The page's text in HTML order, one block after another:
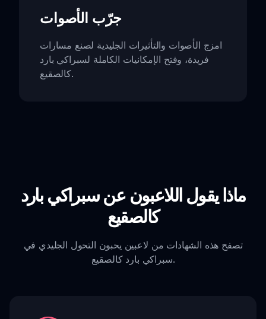
جرّب الأصوات
امزج الأصوات والتأثيرات الجليدية لصنع مسارات
فريدة، وفتح الإمكانيات الكاملة لسبراكي بارد
كالصقيع.
ماذا يقول اللاعبون عن سبراكي بارد
كالصقيع
تصفح هذه الشهادات من لاعبين يحبون التحول الجليدي في
سبراكي بارد كالصقيع.